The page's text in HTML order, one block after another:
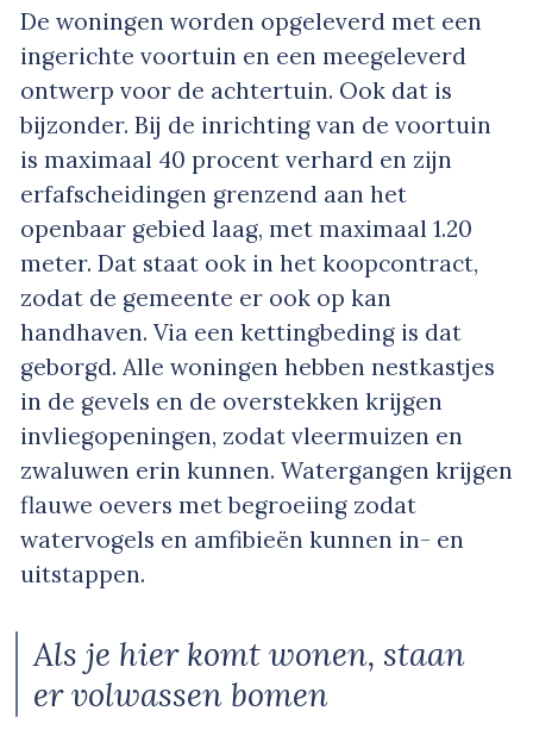
De woningen worden opgeleverd met een
ingerichte voortuin en een meegeleverd
ontwerp voor de achtertuin. Ook dat is
bijzonder. Bij de inrichting van de voortuin
is maximaal 40 procent verhard en zijn
erfafscheidingen grenzend aan het
openbaar gebied laag, met maximaal 1.20
meter. Dat staat ook in het koopcontract,
zodat de gemeente er ook op kan
handhaven. Via een kettingbeding is dat
geborgd. Alle woningen hebben nestkastjes
in de gevels en de overstekken krijgen
invliegopeningen, zodat vleermuizen en
zwaluwen erin kunnen. Watergangen krijgen
flauwe oevers met begroeiing zodat
watervogels en amfibieën kunnen in- en
uitstappen.
Als je hier komt wonen, staan
er volwassen bomen